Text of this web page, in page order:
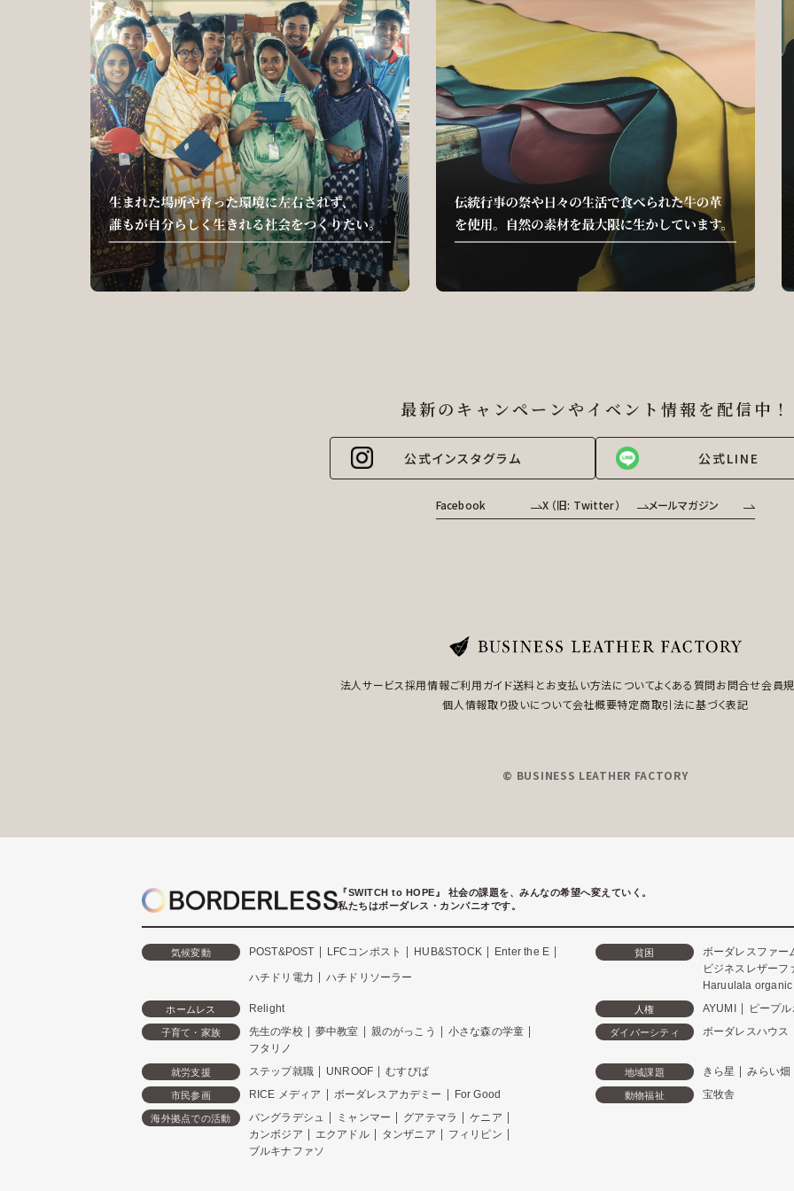
最新のキャンペーンやイベント情報を 配信中！
公式インスタグラム 公式LINE
Facebook X （旧: Twitter） メールマガジン
法人サービス採用情報ご利用ガイド送料とお支払い方法についてよくある質問お問合せ会員
個人情報取り扱いについて会社概要特定商取引法に基づく表記
© BUSINESS LEATHER FACTORY
『SWITCH to HOPE』
社会の課題を、みんなの希望へ変えていく。
私たちはボーダレス・カンパニオです。
気候変動 POST&POST LFCコンポスト HUB&STOCK Enter the E
ハチドリ電力 ハチドリソーラー
貧困 ボーダレスファー
ビジネスレザーフ
Haruulala organic
ホームレス Relight 人権 AYUMI ピープル
子育て・家族 先生の学校 夢中教室 親のがっこう
小さな森の学童
フタリノ
ダイバーシティ ボーダレスハウス
就労支援 ステップ就職 UNROOF むすびば 地域課題 きら星 みらい畑
市民参画 RICE メディア ボーダレスアカデミー For Good 動物福祉 宝牧舎
海外拠点での活動 バングラデシュ ミャンマー グアテマラ
ケニア
カンボジア
エクアドル タンザニア
フィリピン
ブルキナファソ